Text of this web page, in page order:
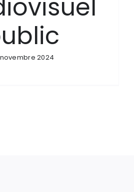
2024